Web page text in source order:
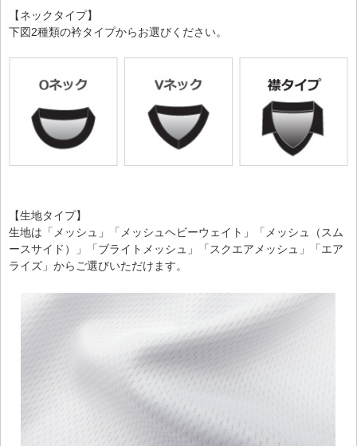
【ネックタイプ】
下図2種類の衿タイプからお選びください。
【生地タイプ】
生地は「メッシュ」「メッシュヘビーウェイト」「メッシュ（スム
ースサイド）」「ブライトメッシュ」「スクエアメッシュ」「エア
ライズ」からご選びいただけます。